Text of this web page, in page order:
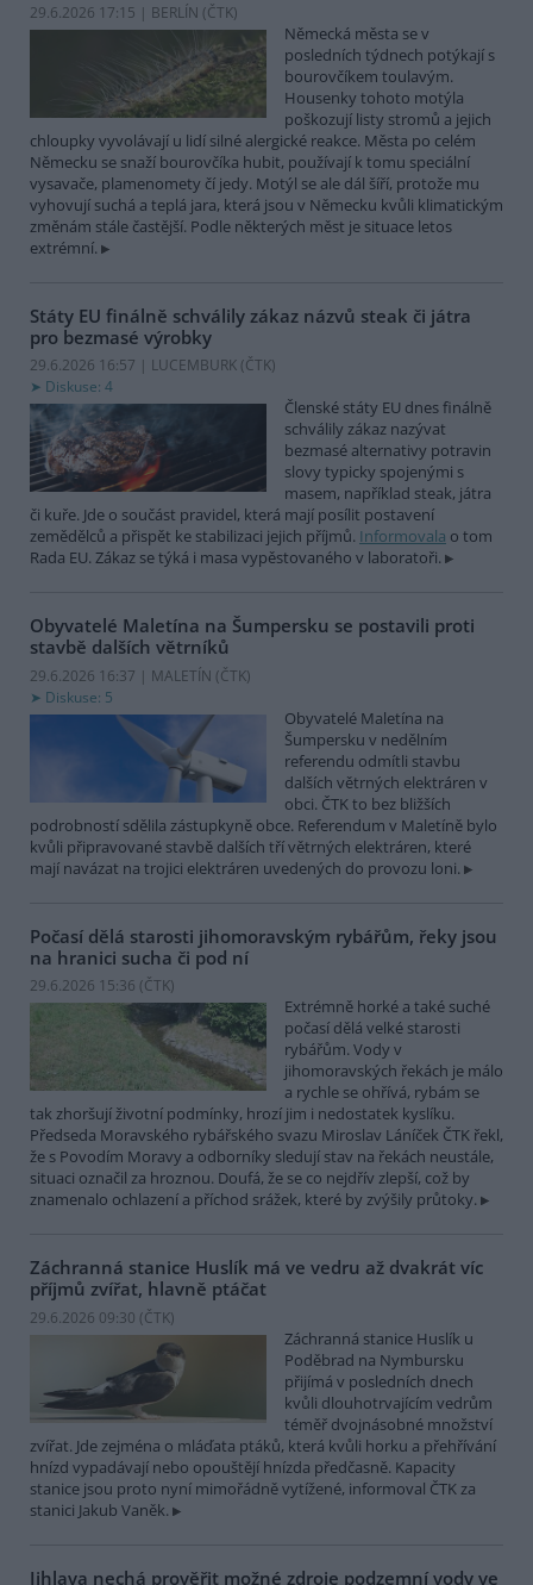
29.6.2026 17:15 | BERLÍN (ČTK)
Německá města se v
posledních týdnech potýkají s
bourovčíkem toulavým.
Housenky tohoto motýla
poškozují listy stromů a jejich
chloupky vyvolávají u lidí silné alergické reakce. Města po celém
Německu se snaží bourovčíka hubit, používají k tomu speciální
vysavače, plamenomety čí jedy. Motýl se ale dál šíří, protože mu
vyhovují suchá a teplá jara, která jsou v Německu kvůli klimatickým
změnám stále častější. Podle některých měst je situace letos
extrémní.
Státy EU finálně schválily zákaz názvů steak či játra
pro bezmasé výrobky
29.6.2026 16:57 | LUCEMBURK (ČTK)
Diskuse: 4
Členské státy EU dnes finálně
schválily zákaz nazývat
bezmasé alternativy potravin
slovy typicky spojenými s
masem, například steak, játra
či kuře. Jde o součást pravidel, která mají posílit postavení
zemědělců a přispět ke stabilizaci jejich příjmů. Informovala o tom
Rada EU. Zákaz se týká i masa vypěstovaného v laboratoři.
Obyvatelé Maletína na Šumpersku se postavili proti
stavbě dalších větrníků
29.6.2026 16:37 | MALETÍN (ČTK)
Diskuse: 5
Obyvatelé Maletína na
Šumpersku v nedělním
referendu odmítli stavbu
dalších větrných elektráren v
obci. ČTK to bez bližších
podrobností sdělila zástupkyně obce. Referendum v Maletíně bylo
kvůli připravované stavbě dalších tří větrných elektráren, které
mají navázat na trojici elektráren uvedených do provozu loni.
Počasí dělá starosti jihomoravským rybářům, řeky jsou
na hranici sucha či pod ní
29.6.2026 15:36 (ČTK)
Extrémně horké a také suché
počasí dělá velké starosti
rybářům. Vody v
jihomoravských řekách je málo
a rychle se ohřívá, rybám se
tak zhoršují životní podmínky, hrozí jim i nedostatek kyslíku.
Předseda Moravského rybářského svazu Miroslav Láníček ČTK řekl,
že s Povodím Moravy a odborníky sledují stav na řekách neustále,
situaci označil za hroznou. Doufá, že se co nejdřív zlepší, což by
znamenalo ochlazení a příchod srážek, které by zvýšily průtoky.
Záchranná stanice Huslík má ve vedru až dvakrát víc
příjmů zvířat, hlavně ptáčat
29.6.2026 09:30 (ČTK)
Záchranná stanice Huslík u
Poděbrad na Nymbursku
přijímá v posledních dnech
kvůli dlouhotrvajícím vedrům
téměř dvojnásobné množství
zvířat. Jde zejména o mláďata ptáků, která kvůli horku a přehřívání
hnízd vypadávají nebo opouštějí hnízda předčasně. Kapacity
stanice jsou proto nyní mimořádně vytížené, informoval ČTK za
stanici Jakub Vaněk.
Jihlava nechá prověřit možné zdroje podzemní vody ve